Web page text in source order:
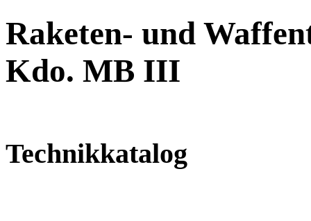
Raketen- und
Kdo. MB III
Technikkatalog